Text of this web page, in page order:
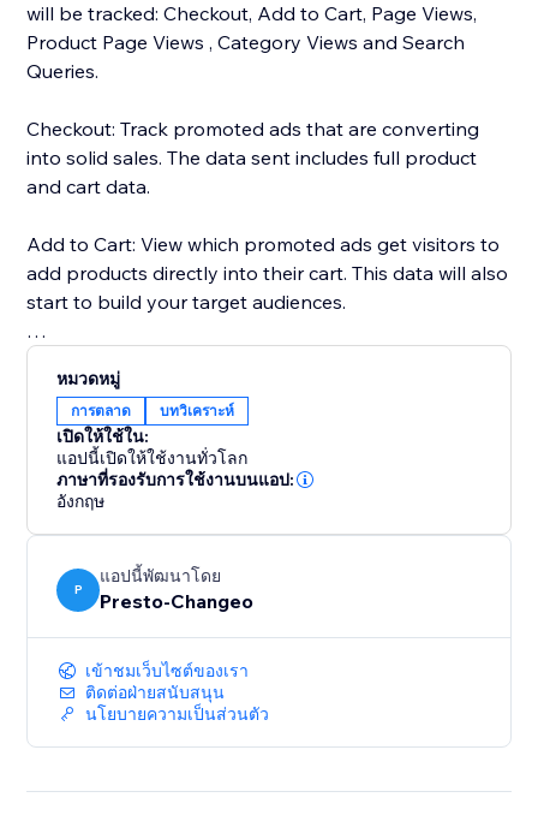
will be tracked: Checkout, Add to Cart, Page Views,
Product Page Views , Category Views and Search
Queries.
Checkout: Track promoted ads that are converting
into solid sales. The data sent includes full product
and cart data.
Add to Cart: View which promoted ads get visitors to
add products directly into their cart. This data will also
start to build your target audiences.
be fully tracked through the pixel.
Search Queries: Track the searches of your visitors.
The search text will be used to build your audiences
too.
All the tracked data will help you make more
educated decisions when using promoted ads.
หมวดหมู่
การตลาด บทวิเคราะห์
เปิดให้ใช้ใน:
แอปนี้เปิดให้ใช้งานทั่วโลก
ภาษาที่รองรับการใช้งานบนแอป:
อังกฤษ
P
แอปนี้พัฒนาโดย
Presto-Changeo
เข้าชมเว็บไซต์ของเรา
ติดต่อฝ่ายสนับสนุน
นโยบายความเป็นส่วนตัว